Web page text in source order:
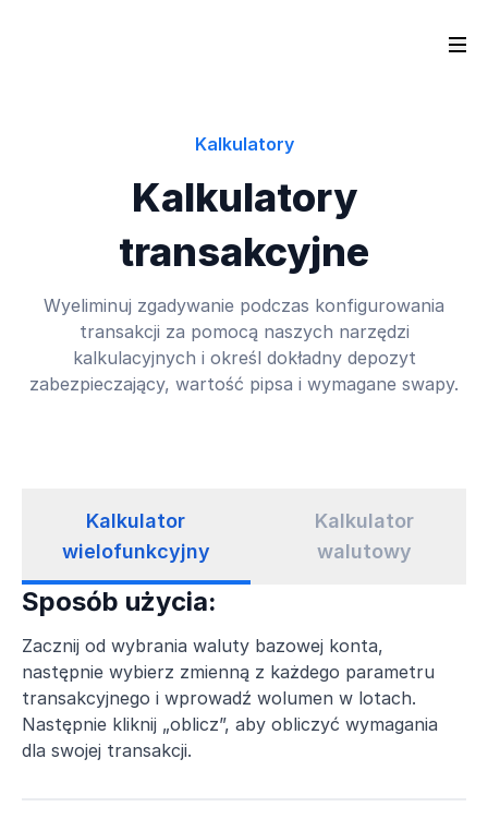
Kalkulatory
Kalkulatory
transakcyjne
Wyeliminuj zgadywanie podczas konfigurowania
transakcji za pomocą naszych narzędzi
kalkulacyjnych i określ dokładny depozyt
zabezpieczający, wartość pipsa i wymagane swapy.
Kalkulator
wielofunkcyjny
Kalkulator
walutowy
Sposób użycia:
Zacznij od wybrania waluty bazowej konta,
następnie wybierz zmienną z każdego parametru
transakcyjnego i wprowadź wolumen w lotach.
Następnie kliknij „oblicz”, aby obliczyć wymagania
dla swojej transakcji.